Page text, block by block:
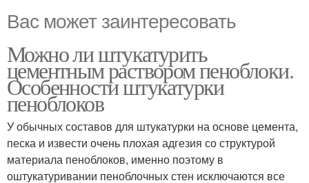
Вас может заинтересовать
Можно ли штукатурить
цементным раствором пеноблоки.
Особенности штукатурки
пеноблоков
У обычных составов для штукатурки на основе цемента,
песка и извести очень плохая адгезия со структурой
материала пеноблоков, именно поэтому в
оштукатуривании пеноблочных стен исключаются все